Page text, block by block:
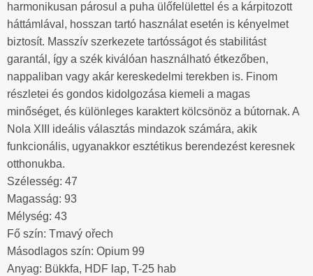
harmonikusan párosul a puha ülőfelülettel és a kárpitozott
háttámlával, hosszan tartó használat esetén is kényelmet
biztosít. Masszív szerkezete tartósságot és stabilitást
garantál, így a szék kiválóan használható étkezőben,
nappaliban vagy akár kereskedelmi terekben is. Finom
részletei és gondos kidolgozása kiemeli a magas
minőséget, és különleges karaktert kölcsönöz a bútornak. A
Nola XIII ideális választás mindazok számára, akik
funkcionális, ugyanakkor esztétikus berendezést keresnek
otthonukba.
Szélesség: 47
Magasság: 93
Mélység: 43
Fő szín: Tmavý ořech
Másodlagos szín: Opium 99
Anyag: Bükkfa, HDF lap, T-25 hab